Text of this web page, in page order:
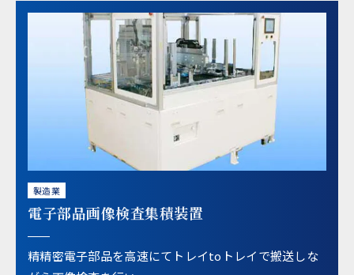
製造業
電子部品画像検査集積装置
精精密電子部品を高速にてトレイtoトレイで搬送しな